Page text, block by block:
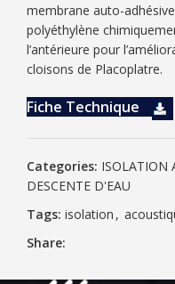
membrane auto-
polyéthylène
l’antérieure pour
cloisons de Placoplatre.
Fiche Technique
Categories: ISOLATION
DESCENTE D'EAU
Tags: isolation ,
Share: